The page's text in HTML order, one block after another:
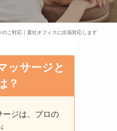
のご対応｜貴社オフィスに出張対応します
ッサージと
？
ージは、プロの